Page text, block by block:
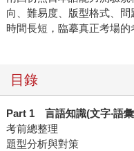
向、難易度、版型格式、
時間長短，臨摹真正考場的
目錄
Part 1 言語知識(文字‧語
考前總整理
題型分析與對策